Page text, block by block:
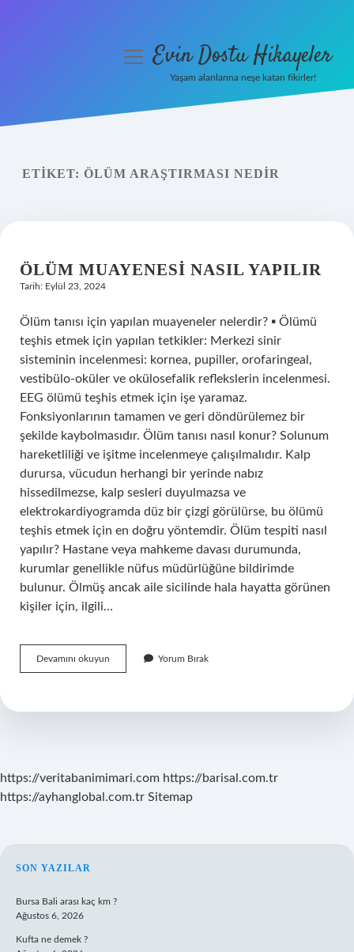
Yasal Uyarı
menüyüEvin Dostu Hikayeler
Yaşam alanlarına neşe katan fikirler!
ETIKET: ÖLÜM ARAŞTIRMASI NEDIR
ÖLÜM MUAYENESI NASIL YAPILIR
Tarih: Eylül 23, 2024
Ölüm tanısı için yapılan muayeneler nelerdir? ▪ Ölümü
teşhis etmek için yapılan tetkikler: Merkezi sinir
sisteminin incelenmesi: kornea, pupiller, orofaringeal,
vestibülo-oküler ve okülosefalik reflekslerin incelenmesi.
EEG ölümü teşhis etmek için işe yaramaz.
Fonksiyonlarının tamamen ve geri döndürülemez bir
şekilde kaybolmasıdır. Ölüm tanısı nasıl konur? Solunum
hareketliliği ve işitme incelenmeye çalışılmalıdır. Kalp
durursa, vücudun herhangi bir yerinde nabız
hissedilmezse, kalp sesleri duyulmazsa ve
elektrokardiyogramda düz bir çizgi görülürse, bu ölümü
teşhis etmek için en doğru yöntemdir. Ölüm tespiti nasıl
yapılır? Hastane veya mahkeme davası durumunda,
kurumlar genellikle nüfus müdürlüğüne bildirimde
bulunur. Ölmüş ancak aile sicilinde hala hayatta görünen
kişiler için, ilgili…
Devamını okuyun
Muayenesi
Yorum Bırak
https://veritabanimimari.com https://barisal.com.tr
https://ayhanglobal.com.tr Sitemap
SIDEBAR
SON YAZILAR
Bursa Bali arası kaç km ?
Ağustos 6, 2026
Kufta ne demek ?